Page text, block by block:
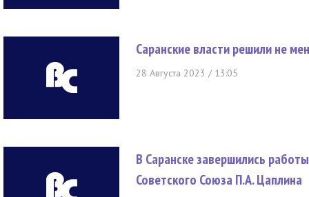
Саранские власти решили не
28 Августа 2023 / 13:05
В Саранске завершились
Советского Союза П.А. Цаплина